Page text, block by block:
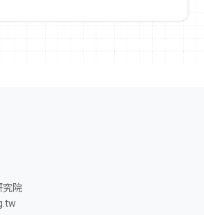
器能夠偵測到微小的應力變化，當
與覆蓋 T-Skin 的機器人表面發生接
」
往「facebook」
窗前往「youtube」
究院